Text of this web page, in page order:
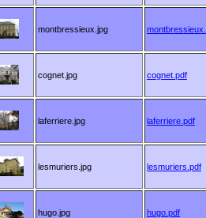
montbressieux.jpg
cognet.jpg cognet.pdf
laferriere.jpg laferriere.pdf
lesmuriers.jpg lesmuriers.pdf
hugo.jpg hugo.pdf